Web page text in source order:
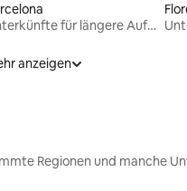
Unterkünfte für längere Aufenthalte
anzeigen
Regionen und manche